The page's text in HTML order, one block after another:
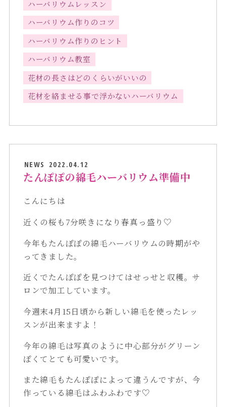
ハーバリウムレッスン
ハーバリウム作りのコツ
ハーバリウム作りのヒント
ハーバリウム教室
花材の長さはどのくらいがいいの
花材を絡ませる事で浮かないハーバリウム
NEWS 2022.04.12
たんぽぽの綿毛ハーバリウム準備中
こんにちは
近くの桜も7分咲きになり春真っ盛り♡
今年もたんぽぽの綿毛ハーバリウムの時期がや
ってきました。
近くでたんぽぽを見つけてはせっせと収穫。サ
ロンで加工しています。
今週末4月15日頃から新しい綿毛を使ったレッ
スンが出来ますよ！
今年の綿毛は写真のように中心部分がグリーン
ぽくてとても可愛いです。
また綿毛もたんぽぽによって違うんですが、今
作っている綿毛はふわふわです♡